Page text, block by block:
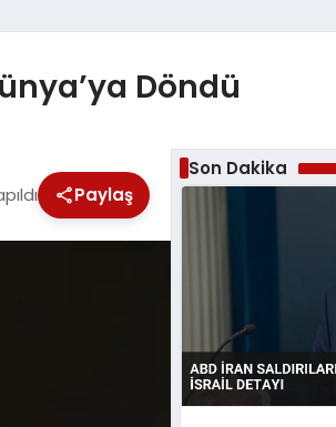
Döndü
Paylaş
Son Dakika